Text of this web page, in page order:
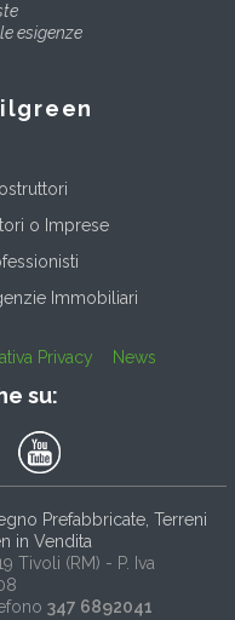
esigenze
o Imprese
Immobiliari
Privacy News
su:
Prefabbricate, Terreni
in Vendita
Tivoli (RM) - P. Iva
347 6892041